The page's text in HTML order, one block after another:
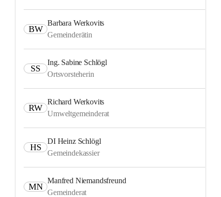
BW
Barbara Werkovits
Gemeinderätin
SS
Ing. Sabine Schlögl
Ortsvorsteherin
RW
Richard Werkovits
Umweltgemeinderat
HS
DI Heinz Schlögl
Gemeindekassier
MN
Manfred Niemandsfreund
Gemeinderat